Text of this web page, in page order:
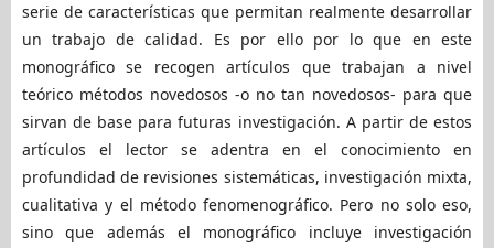
serie de características que permitan realmente desarrollar
un trabajo de calidad. Es por ello por lo que en este
monográfico se recogen artículos que trabajan a nivel
teórico métodos novedosos -o no tan novedosos- para que
sirvan de base para futuras investigación. A partir de estos
artículos el lector se adentra en el conocimiento en
profundidad de revisiones sistemáticas, investigación mixta,
cualitativa y el método fenomenográfico. Pero no solo eso,
sino que además el monográfico incluye investigación